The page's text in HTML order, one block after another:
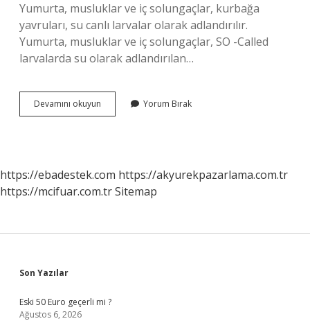
Yumurta, musluklar ve iç solungaçlar, kurbağa
yavruları, su canlı larvalar olarak adlandırılır.
Yumurta, musluklar ve iç solungaçlar, SO -Called
larvalarda su olarak adlandırılan…
Devamını okuyun Kurbağa
Yavrusu
Yorum Bırak
https://ebadestek.com https://akyurekpazarlama.com.tr
https://mcifuar.com.trSitemap
Sidebar
Son Yazılar
Eski 50 Euro geçerli mi ?
Ağustos 6, 2026